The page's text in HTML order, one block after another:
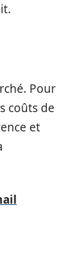
Pour
coûts de
et